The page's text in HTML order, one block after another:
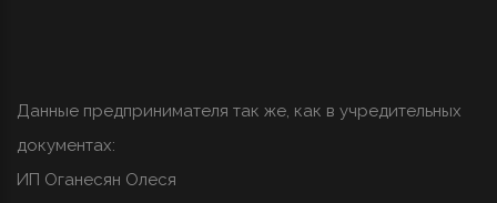
Данные предпринимателя так же, как в учредительных
документах:
ИП Оганесян Олеся